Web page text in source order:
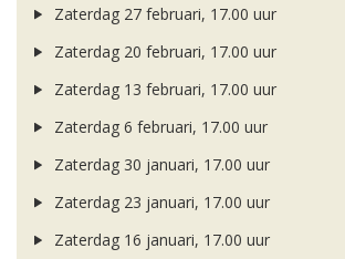
Zaterdag 27 februari, 17.00 uur
Zaterdag 20 februari, 17.00 uur
Zaterdag 13 februari, 17.00 uur
Zaterdag 6 februari, 17.00 uur
Zaterdag 30 januari, 17.00 uur
Zaterdag 23 januari, 17.00 uur
Zaterdag 16 januari, 17.00 uur